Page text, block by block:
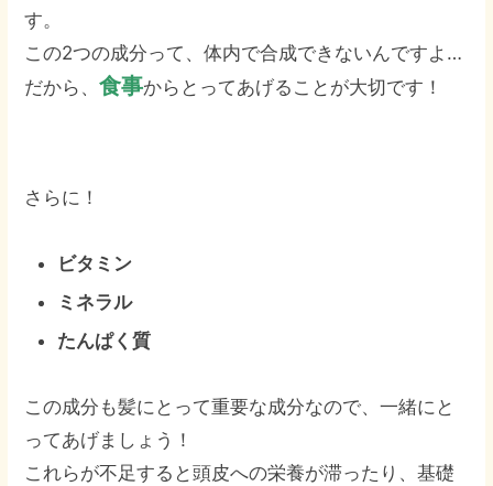
す。
この2つの成分って、体内で合成できないんですよ…
だから、食事からとってあげることが大切です！
さらに！
ビタミン
ミネラル
たんぱく質
この成分も髪にとって重要な成分なので、一緒にと
ってあげましょう！
これらが不足すると頭皮への栄養が滞ったり、基礎